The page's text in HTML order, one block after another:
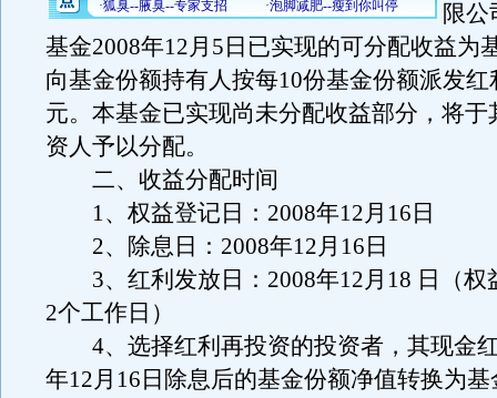
限公
基金2008年12月5日已实现的可分配收益为
向基金份额持有人按每10份基金份额派发红
元。本基金已实现尚未分配收益部分，将于
资人予以分配。
二、收益分配时间
1、权益登记日：2008年12月16日
2、除息日：2008年12月16日
3、红利发放日：2008年12月18 日（权
2个工作日）
4、选择红利再投资的投资者，其现金
年12月16日除息后的基金份额净值转换为